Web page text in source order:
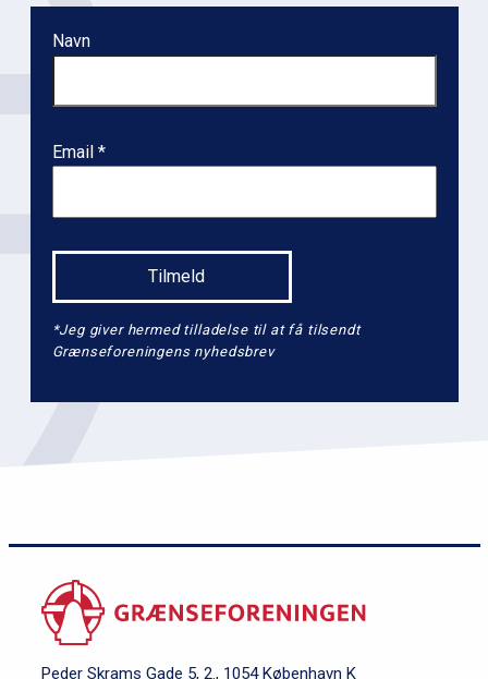
Navn
Email
*Jeg giver hermed tilladelse til at få tilsendt
Grænseforeningens nyhedsbrev
Peder Skrams Gade 5, 2., 1054 København K